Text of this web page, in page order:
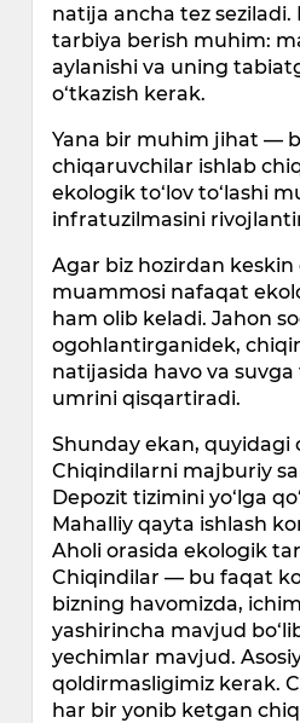
natija ancha tez
tarbiya berish muhim:
aylanishi va uning
o‘tkazish kerak.
Yana bir muhim jihat —
chiqaruvchilar ishlab
ekologik to‘lov to‘lashi
infratuzilmasini
Agar biz hozirdan
muammosi nafaqat
ham olib keladi. Jahon
ogohlantirganidek,
natijasida havo va
umrini qisqartiradi.
Shunday ekan, quyidagi
Chiqindilarni majburiy
Depozit tizimini yo‘lga
Mahalliy qayta ishlash
Aholi orasida ekologik
Chiqindilar — bu faqat
bizning havomizda,
yashirincha mavjud
yechimlar mavjud.
qoldirmasligimiz kerak.
har bir yonib ketgan